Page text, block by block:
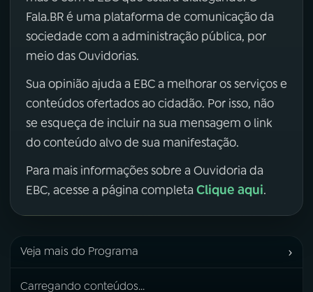
Fala.BR é uma plataforma de comunicação da
sociedade com a administração pública, por
meio das Ouvidorias.
Sua opinião ajuda a EBC a melhorar os serviços e
conteúdos ofertados ao cidadão. Por isso, não
se esqueça de incluir na sua mensagem o link
do conteúdo alvo de sua manifestação.
Para mais informações sobre a Ouvidoria da
EBC, acesse a página completa Clique aqui.
Veja mais do Programa ›
Carregando conteúdos...